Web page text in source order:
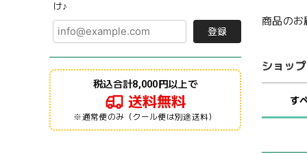
け♪
登録
税込合計8,000円以上で
送料無料
※通常便のみ（クール便は別途送料）
商品のお
ショッ
す